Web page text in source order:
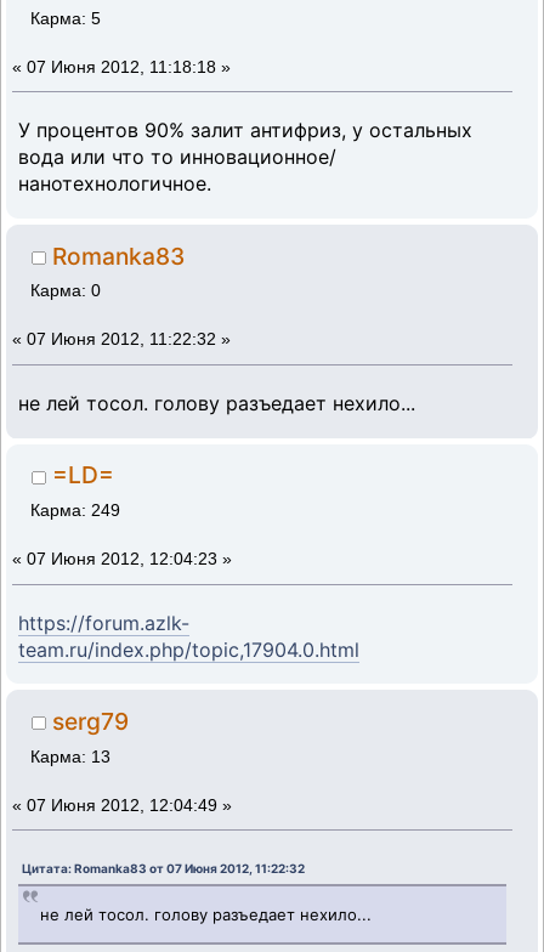
Карма: 5
« 07 Июня 2012, 11:18:18 »
У процентов 90% залит антифриз, у остальных
вода или что то инновационное/
нанотехнологичное.
Romanka83
Карма: 0
« 07 Июня 2012, 11:22:32 »
не лей тосол. голову разъедает нехило...
=LD=
Карма: 249
« 07 Июня 2012, 12:04:23 »
https://forum.azlk-
team.ru/index.php/topic,17904.0.html
serg79
Карма: 13
« 07 Июня 2012, 12:04:49 »
Цитата: Romanka83 от 07 Июня 2012, 11:22:32
не лей тосол. голову разъедает нехило...